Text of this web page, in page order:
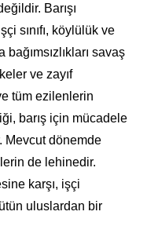
Barışı
sınıfı, köylülük ve
savaş
ve zayıf
tüm ezilenlerin
barış için mücadele
Mevcut dönemde
de lehinedir.
karşı, işçi
uluslardan bir